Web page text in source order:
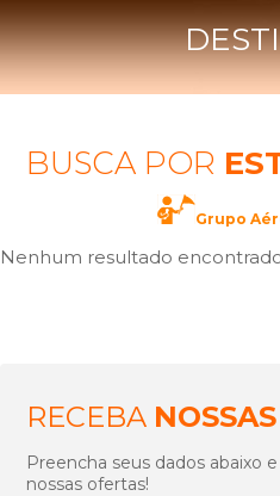
BUSCA POR
Grupo
Nenhum resultado
RECEBA
Preencha seus dados abaixo
nossas ofertas!